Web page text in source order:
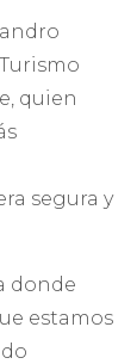
quien
segura y
donde
estamos